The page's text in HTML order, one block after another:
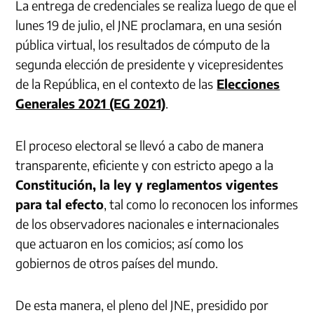
La entrega de credenciales se realiza luego de que el
lunes 19 de julio, el JNE proclamara, en una sesión
pública virtual, los resultados de cómputo de la
segunda elección de presidente y vicepresidentes
de la República, en el contexto de las Elecciones
Generales 2021 (EG 2021).
El proceso electoral se llevó a cabo de manera
transparente, eficiente y con estricto apego a la
Constitución, la ley y reglamentos vigentes
para tal efecto, tal como lo reconocen los informes
de los observadores nacionales e internacionales
que actuaron en los comicios; así como los
gobiernos de otros países del mundo.
De esta manera, el pleno del JNE, presidido por